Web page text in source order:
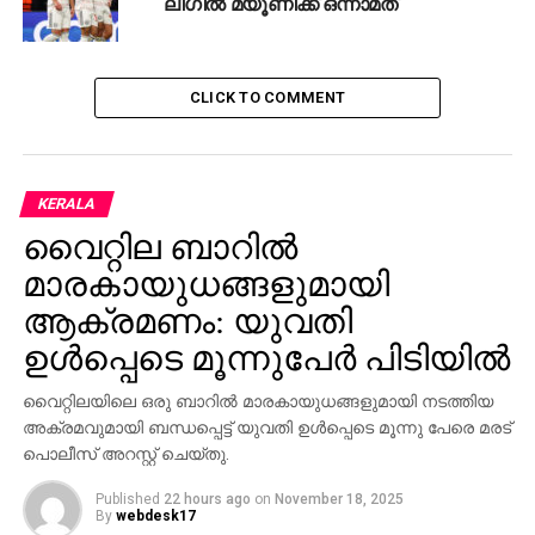
വട്ടവും വലകുലുക്കിയതാണ് ചിലിക്കെതിരെ മികച്ച ജയം
നേടാന്‍ ബ്രസീലിനെ സഹായിച്ചത്. മുന്നേറണമെങ്കില്‍
ജയം അനിവാര്യമായിരുന്ന ചിലി സാവോപോളോയിലെ
പിടിച്ചുനിര്‍ത്തിയെങ്കിലും 55-ാം മിനുട്ടില്‍ പൗളിഞ്ഞോ
സമനിലക്കെട്ട് പൊട്ടിച്ചു. 57-ാം മിനുട്ടില്‍ നെയ്മറിന്റെ
പാസില്‍ നിന്ന് ലീഡുയര്‍ത്തിയ ജീസസ് 93-ാം മിനുട്ടില്‍
വില്ലിയന്റെ സഹായത്തോടെയാണ് പട്ടിക
പൂര്‍ത്തിയാക്കിയത്.
പെറുവിനെ അവരുടെ തട്ടകത്തില്‍ നേരിട്ട കൊളംബിയ
56-ാം മിനുട്ടില്‍ ഹാമിസ് റോഡ്രിഗസിന്റെ ഗോളില്‍
മുന്നിലെത്തിയിരുന്നു. എന്നാല്‍ 76-ാം മിനുട്ടില്‍
ഗ്വെറേറോ പെറുവിനെ ഒപ്പമെത്തിച്ചു. ചിലി
തോറ്റതോടെ, പെറുവിന് പ്ലേ ഓഫ് ഭാഗ്യം
ലഭിക്കുകയും ചെയ്തു.
CLICK TO COMMENT
KERALA
വൈറ്റില ബാറില്‍
മാരകായുധങ്ങളുമായി
ആക്രമണം: യുവതി
ഉള്‍പ്പെടെ മൂന്നുപേര്‍ പിടിയില്‍
വൈറ്റിലയിലെ ഒരു ബാറില്‍ മാരകായുധങ്ങളുമായി നടത്തിയ
അക്രമവുമായി ബന്ധപ്പെട്ട് യുവതി ഉള്‍പ്പെടെ മൂന്നു പേരെ മരട്
പൊലീസ് അറസ്റ്റ് ചെയ്തു.
Published 22 hours ago on November 18, 2025
By webdesk17